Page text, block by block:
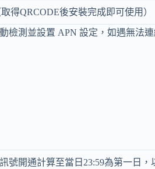
得QRCODE後安裝完成即可使用）
檢測並設置 APN 設定，如遇無法
號開通計算至當日23:59為第一日，